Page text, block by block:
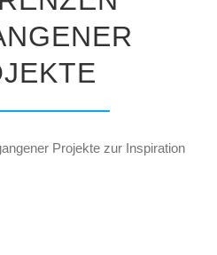
Projekte zur Inspiration